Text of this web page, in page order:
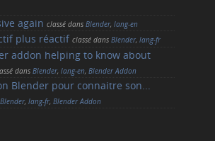
again classé dansBlender,lang-en
plus réactif classé dansBlender,lang-fr
addon helping to know about
dansBlender,lang-en,Blender Addon
Blender pour connaitre son...
Blender,lang-fr,Blender Addon